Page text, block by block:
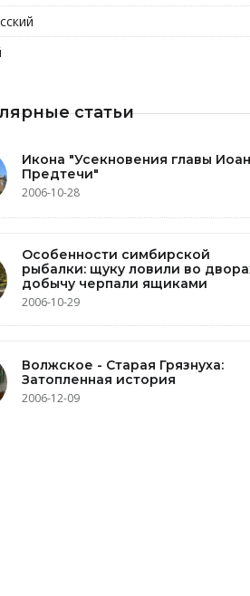
статьи
Икона "Усекновения главы
Предтечи"
2006-10-28
Особенности симбирской
рыбалки: щуку ловили во
добычу черпали ящиками
2006-10-29
Волжское - Старая Грязнуха:
Затопленная история
2006-12-09